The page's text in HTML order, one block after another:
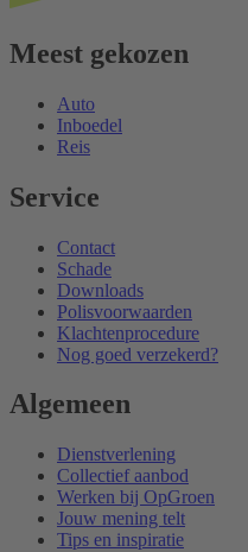
Meest gekozen
Auto
Inboedel
Reis
Service
Contact
Schade
Downloads
Polisvoorwaarden
Klachtenprocedure
Nog goed verzekerd?
Algemeen
Dienstverlening
Collectief aanbod
Werken bij OpGroen
Jouw mening telt
Tips en inspiratie